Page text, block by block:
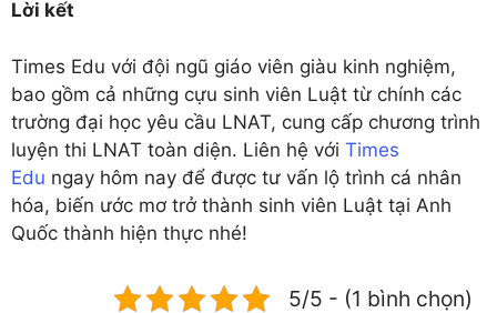
Lời kết
Times Edu với đội ngũ giáo viên giàu kinh nghiệm,
bao gồm cả những cựu sinh viên Luật từ chính các
trường đại học yêu cầu LNAT, cung cấp chương trình
luyện thi LNAT toàn diện. Liên hệ với Times
Edu ngay hôm nay để được tư vấn lộ trình cá nhân
hóa, biến ước mơ trở thành sinh viên Luật tại Anh
Quốc thành hiện thực nhé!
5/5 - (1 bình chọn)